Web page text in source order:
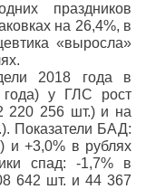
праздников
на 26,4%, в
«выросла»
2018 года в
у ГЛС рост
220 256 шт.) и на
Показатели БАД:
и +3,0% в рублях
спад: -1,7% в
642 шт. и 44 367